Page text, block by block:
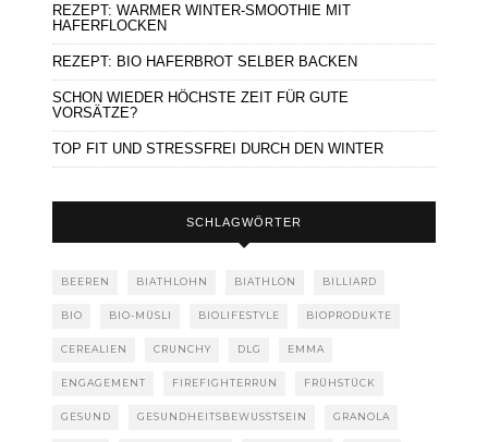
REZEPT: WARMER WINTER-SMOOTHIE MIT
HAFERFLOCKEN
REZEPT: BIO HAFERBROT SELBER BACKEN
SCHON WIEDER HÖCHSTE ZEIT FÜR GUTE
VORSÄTZE?
TOP FIT UND STRESSFREI DURCH DEN WINTER
SCHLAGWÖRTER
BEEREN BIATHLOHN BIATHLON BILLIARD
BIO BIO-MÜSLI BIOLIFESTYLE BIOPRODUKTE
CEREALIEN CRUNCHY DLG EMMA
ENGAGEMENT FIREFIGHTERRUN FRÜHSTÜCK
GESUND GESUNDHEITSBEWUSSTSEIN GRANOLA